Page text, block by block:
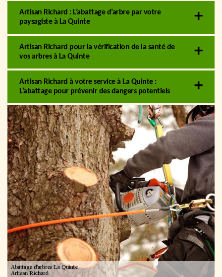
Artisan Richard : L’abattage d’arbre par votre
paysagiste à La Quinte
Artisan Richard pour la vérification de la santé de
vos arbres à La Quinte
Artisan Richard à votre service à La Quinte :
L’abattage pour prévenir des dangers potentiels